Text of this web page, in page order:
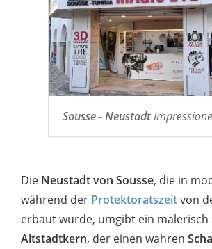
Sousse - Neustadt
Die Neustadt von Sousse, die in
während der Protektoratszeitvon
erbaut wurde, umgibt ein malerisch
Altstadtkern, der einen wahren